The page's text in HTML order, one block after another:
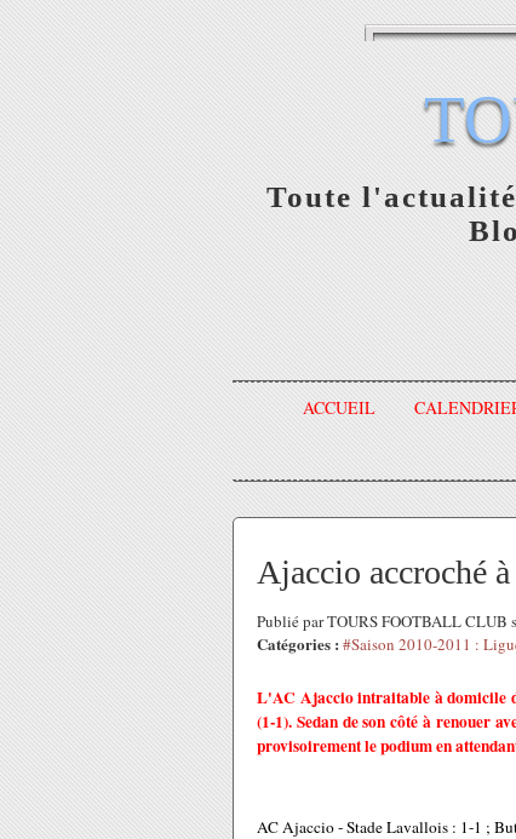
Toute
ACCUEIL
Ajaccio accroché
Publié par TOURS FOOTBALL CLUB
Catégories : #Saison 2010-2011 :
L'AC Ajaccio intraitable à domicile
(1-1). Sedan de son côté à renouer
provisoirement le podium en
AC Ajaccio - Stade Lavallois : 1-1 ;